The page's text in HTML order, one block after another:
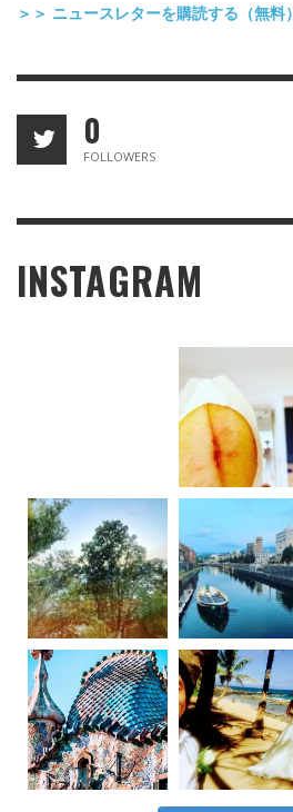
＞＞ ニュースレターを購読する（無料）
0
FOLLOWERS
INSTAGRAM